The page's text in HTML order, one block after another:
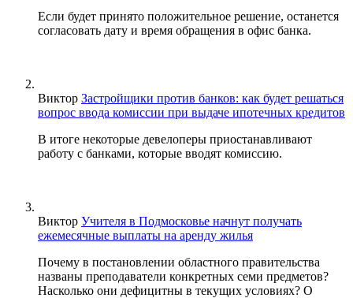
Если будет принято положительное решение, останется
согласовать дату и время обращения в офис банка.
Виктор Застройщики против банков: как будет решаться
вопрос ввода комиссии при выдаче ипотечных кредитов
В итоге некоторые девелоперы приостанавливают
работу с банками, которые вводят комиссию.
Виктор Учителя в Подмосковье начнут получать
ежемесячные выплаты на аренду жилья
Почему в постановлении областного правительства
названы преподаватели конкретных семи предметов?
Насколько они дефицитны в текущих условиях? О